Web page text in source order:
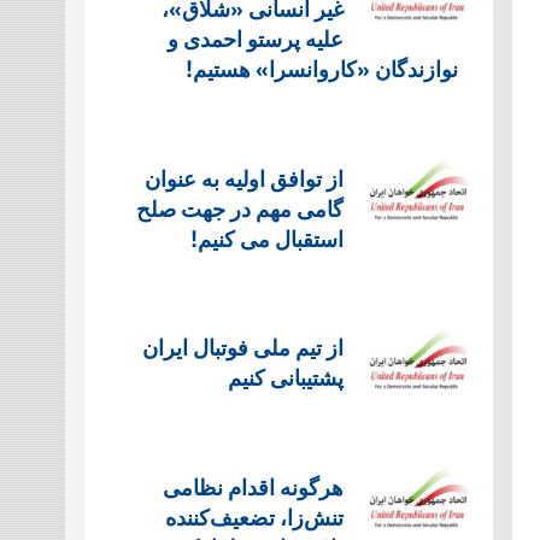
غیر انسانی «شلاق»،
علیه پرستو احمدی و
نوازندگان «کاروانسرا» هستیم!
از توافق اولیه به عنوان
گامی مهم در جهت صلح
استقبال می کنیم!
از تیم ملی فوتبال ایران
پشتیبانی کنیم
هرگونه اقدام نظامی
تنش‌زا، تضعیف‌کننده